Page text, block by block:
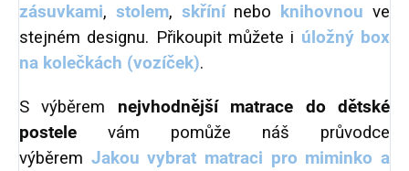
zásuvkami, stolem, skřínínebo knihovnou ve
stejném designu. Přikoupit můžete i úložný box
na kolečkách (vozíček).
S výběrem nejvhodnější matrace do dětské
postele vám pomůže náš průvodce
výběrem Jakou vybrat matraci pro miminko a